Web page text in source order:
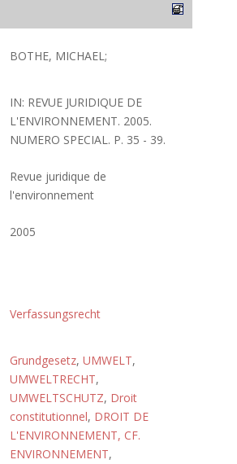
BOTHE, MICHAEL;
IN: REVUE JURIDIQUE DE
L'ENVIRONNEMENT. 2005.
NUMERO SPECIAL. P. 35 - 39.
Revue juridique de
l'environnement
2005
Verfassungsrecht
Grundgesetz, UMWELT,
UMWELTRECHT,
UMWELTSCHUTZ, Droit
constitutionnel, DROIT DE
L'ENVIRONNEMENT, CF.
ENVIRONNEMENT,